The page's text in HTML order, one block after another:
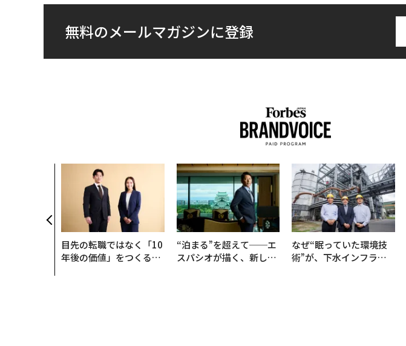
無料のメールマガジンに登録
目先の転職ではなく「10
年後の価値」をつくる─
“泊まる”を超えて──エ
スパシオが描く、新しい
なぜ“眠っていた環境技
術”が、下水インフラを